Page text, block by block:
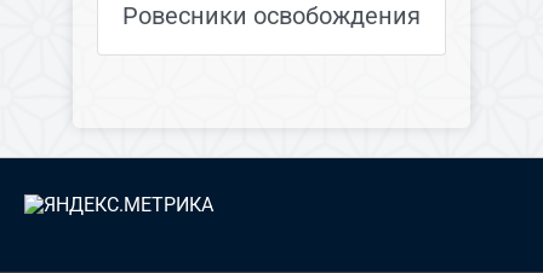
Ровесники освобождения